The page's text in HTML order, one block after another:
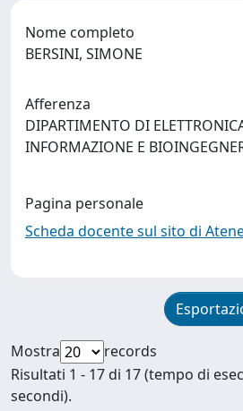
Nome completo
BERSINI, SIMONE
Afferenza
DIPARTIMENTO DI
INFORMAZIONE E
Pagina personale
Scheda docente sul sito di
Mostra
records
Risultati 1 - 17 di 17 (tempo di
secondi).